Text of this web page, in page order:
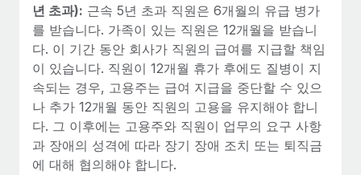
년 초과): 근속 5년 초과 직원은 6개월의 유급 병가
를 받습니다. 가족이 있는 직원은 12개월을 받습니
다. 이 기간 동안 회사가 직원의 급여를 지급할 책임
이 있습니다. 직원이 12개월 휴가 후에도 질병이 지
속되는 경우, 고용주는 급여 지급을 중단할 수 있으
나 추가 12개월 동안 직원의 고용을 유지해야 합니
다. 그 이후에는 고용주와 직원이 업무의 요구 사항
과 장애의 성격에 따라 장기 장애 조치 또는 퇴직금
에 대해 협의해야 합니다.